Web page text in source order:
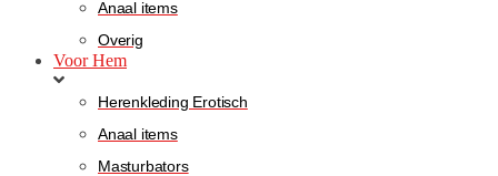
Anaal items
Overig
Voor Hem
Herenkleding Erotisch
Anaal items
Masturbators